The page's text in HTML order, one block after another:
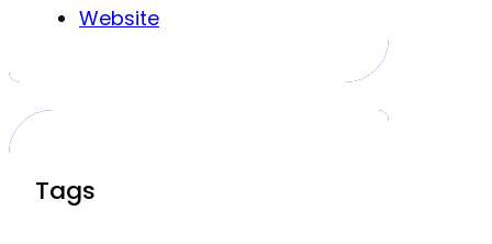
Website
Tags